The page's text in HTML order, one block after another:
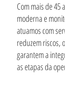
Com mais de 45
moderna e
atuamos com
reduzem riscos,
garantem a
as etapas da